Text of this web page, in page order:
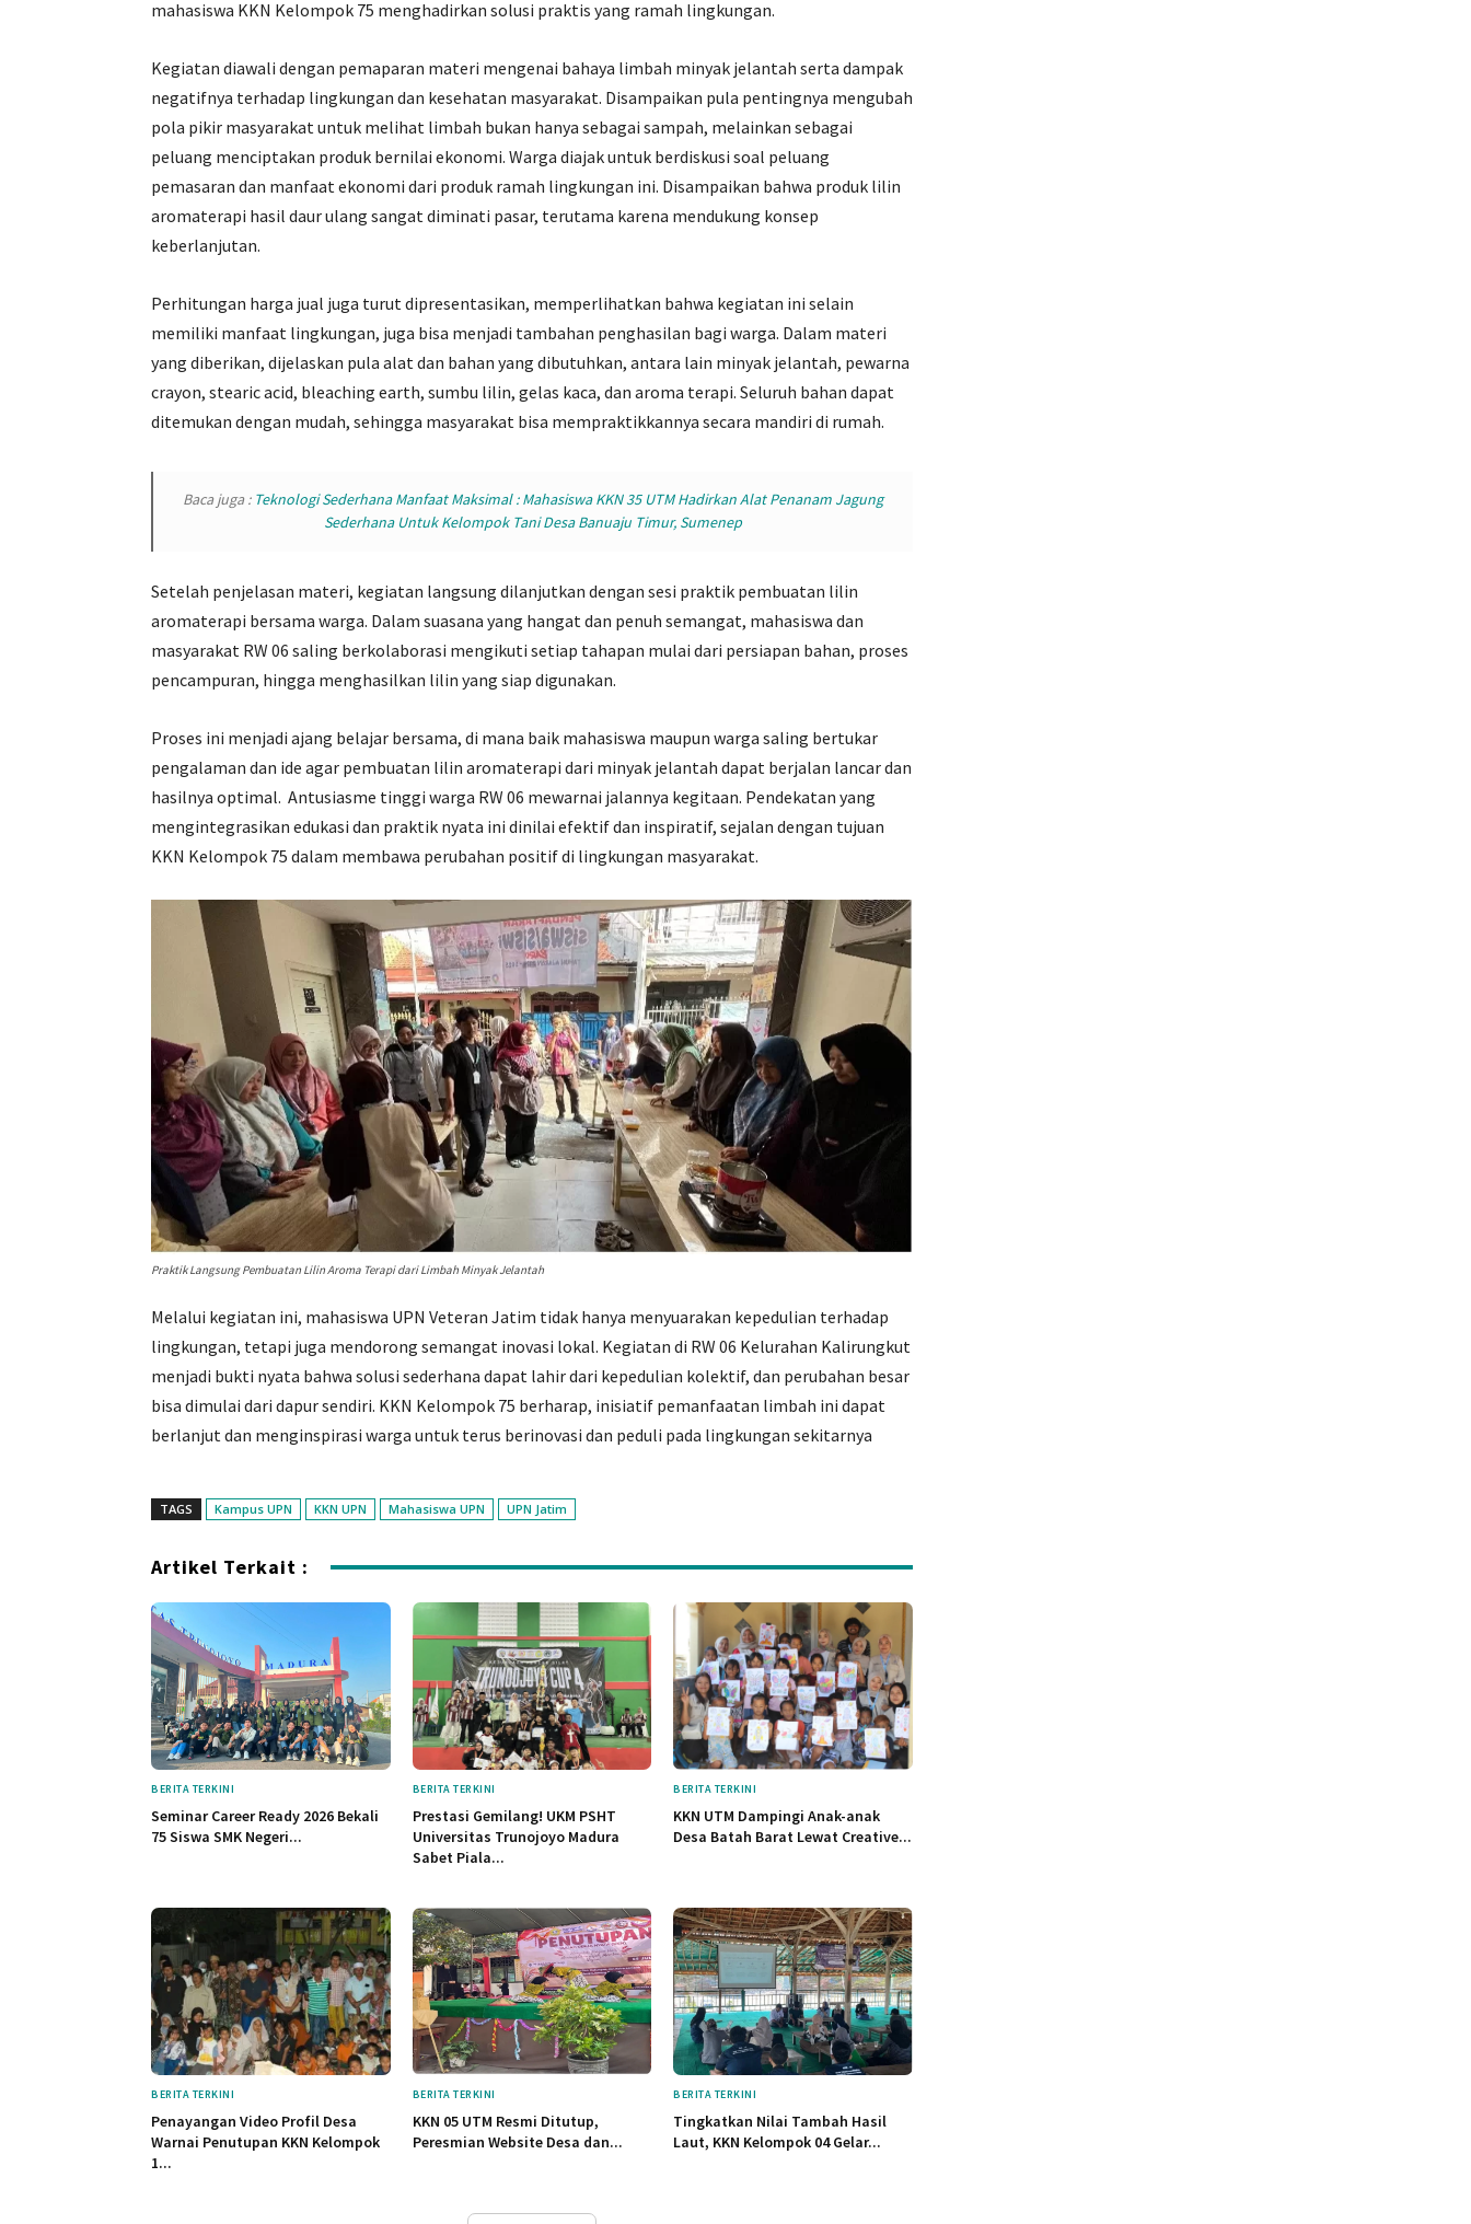
mahasiswa KKN Kelompok 75 menghadirkan solusi praktis yang ramah lingkungan.
Kegiatan diawali dengan pemaparan materi mengenai bahaya limbah minyak jelantah serta dampak
negatifnya terhadap lingkungan dan kesehatan masyarakat. Disampaikan pula pentingnya mengubah
pola pikir masyarakat untuk melihat limbah bukan hanya sebagai sampah, melainkan sebagai
peluang menciptakan produk bernilai ekonomi. Warga diajak untuk berdiskusi soal peluang
pemasaran dan manfaat ekonomi dari produk ramah lingkungan ini. Disampaikan bahwa produk lilin
aromaterapi hasil daur ulang sangat diminati pasar, terutama karena mendukung konsep
keberlanjutan.
Perhitungan harga jual juga turut dipresentasikan, memperlihatkan bahwa kegiatan ini selain
memiliki manfaat lingkungan, juga bisa menjadi tambahan penghasilan bagi warga. Dalam materi
yang diberikan, dijelaskan pula alat dan bahan yang dibutuhkan, antara lain minyak jelantah, pewarna
crayon, stearic acid, bleaching earth, sumbu lilin, gelas kaca, dan aroma terapi. Seluruh bahan dapat
ditemukan dengan mudah, sehingga masyarakat bisa mempraktikkannya secara mandiri di rumah.
Baca juga : Teknologi Sederhana Manfaat Maksimal : Mahasiswa KKN 35 UTM Hadirkan Alat Penanam Jagung
Sederhana Untuk Kelompok Tani Desa Banuaju Timur, Sumenep
Setelah penjelasan materi, kegiatan langsung dilanjutkan dengan sesi praktik pembuatan lilin
aromaterapi bersama warga. Dalam suasana yang hangat dan penuh semangat, mahasiswa dan
masyarakat RW 06 saling berkolaborasi mengikuti setiap tahapan mulai dari persiapan bahan, proses
pencampuran, hingga menghasilkan lilin yang siap digunakan.
Proses ini menjadi ajang belajar bersama, di mana baik mahasiswa maupun warga saling bertukar
pengalaman dan ide agar pembuatan lilin aromaterapi dari minyak jelantah dapat berjalan lancar dan
hasilnya optimal. Antusiasme tinggi warga RW 06 mewarnai jalannya kegitaan. Pendekatan yang
mengintegrasikan edukasi dan praktik nyata ini dinilai efektif dan inspiratif, sejalan dengan tujuan
KKN Kelompok 75 dalam membawa perubahan positif di lingkungan masyarakat.
Praktik Langsung Pembuatan Lilin Aroma Terapi dari Limbah Minyak Jelantah
Melalui kegiatan ini, mahasiswa UPN Veteran Jatim tidak hanya menyuarakan kepedulian terhadap
lingkungan, tetapi juga mendorong semangat inovasi lokal. Kegiatan di RW 06 Kelurahan Kalirungkut
menjadi bukti nyata bahwa solusi sederhana dapat lahir dari kepedulian kolektif, dan perubahan besar
bisa dimulai dari dapur sendiri. KKN Kelompok 75 berharap, inisiatif pemanfaatan limbah ini dapat
berlanjut dan menginspirasi warga untuk terus berinovasi dan peduli pada lingkungan sekitarnya
TAGS Kampus UPN KKN UPN Mahasiswa UPN UPN Jatim
Artikel Terkait :
BERITA TERKINI
Seminar Career Ready 2026 Bekali
75 Siswa SMK Negeri...
BERITA TERKINI
Prestasi Gemilang! UKM PSHT
Universitas Trunojoyo Madura
Sabet Piala...
BERITA TERKINI
KKN UTM Dampingi Anak-anak
Desa Batah Barat Lewat Creative...
BERITA TERKINI
Penayangan Video Profil Desa
Warnai Penutupan KKN Kelompok
1...
BERITA TERKINI
KKN 05 UTM Resmi Ditutup,
Peresmian Website Desa dan...
BERITA TERKINI
Tingkatkan Nilai Tambah Hasil
Laut, KKN Kelompok 04 Gelar...